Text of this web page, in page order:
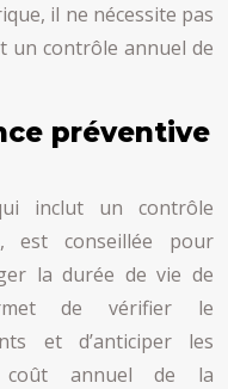
il ne nécessite pas
un contrôle annuel de
préventive
inclut un contrôle
est conseillée pour
la durée de vie de
de vérifier le
et d’anticiper les
coût annuel de la